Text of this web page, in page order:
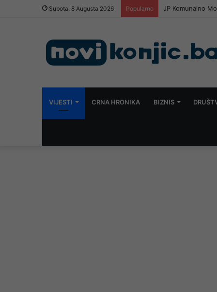
Subota, 8 Augusta 2026 Popularno JP Komunalno
VIJESTI CRNA HRONIKA BIZNIS